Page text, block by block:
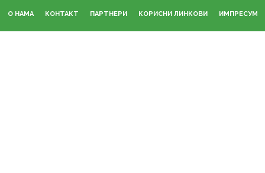
О НАМА КОНТАКТ ПАРТНЕРИ КОРИСНИ ЛИНКОВИ ИМПРЕСУМ